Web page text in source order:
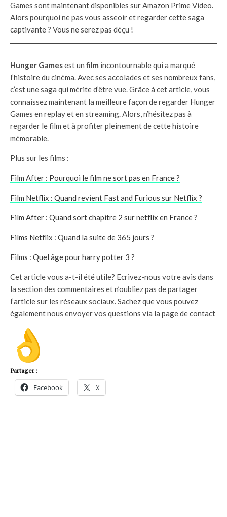
Games sont maintenant disponibles sur Amazon Prime Video.
Alors pourquoi ne pas vous asseoir et regarder cette saga
captivante ? Vous ne serez pas déçu !
Hunger Gamesest unfilm incontournable qui a marqué
l’histoire du cinéma. Avec ses accolades et ses nombreux fans,
c’est une saga qui mérite d’être vue. Grâce à cet article, vous
connaissez maintenant la meilleure façon de regarder Hunger
Games en replay et en streaming. Alors, n’hésitez pas à
regarder le film et à profiter pleinement de cette histoire
mémorable.
Plus sur les films :
Film After : Pourquoi le film ne sort pas en France ?
Film Netflix : Quand revient Fast and Furious sur Netflix ?
Film After : Quand sort chapitre 2 sur netflix en France ?
Films Netflix : Quand la suite de 365 jours ?
Films : Quel âge pour harry potter 3 ?
Cet article vous a-t-il été utile? Ecrivez-nous votre avis dans
la section des commentaires et n’oubliez pas de partager
l’article sur les réseaux sociaux. Sachez que vous pouvez
également nous envoyer vos questions via la page de contact
Partager :
Facebook X